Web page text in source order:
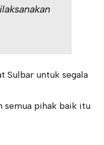
Sulbar untuk segala
semua pihak baik itu